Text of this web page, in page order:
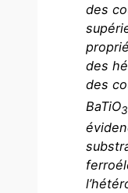
des
des
des
BaTiO3